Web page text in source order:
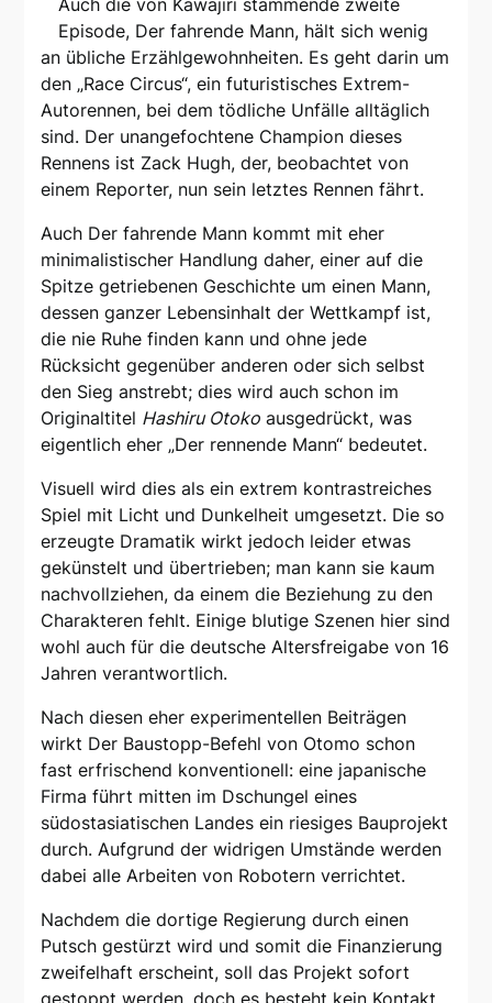
Auch die von Kawajiri stammende zweite
Episode, Der fahrende Mann, hält sich wenig
an übliche Erzählgewohnheiten. Es geht darin um
den „Race Circus“, ein futuristisches Extrem-
Autorennen, bei dem tödliche Unfälle alltäglich
sind. Der unangefochtene Champion dieses
Rennens ist Zack Hugh, der, beobachtet von
einem Reporter, nun sein letztes Rennen fährt.
Auch Der fahrende Mann kommt mit eher
minimalistischer Handlung daher, einer auf die
Spitze getriebenen Geschichte um einen Mann,
dessen ganzer Lebensinhalt der Wettkampf ist,
die nie Ruhe finden kann und ohne jede
Rücksicht gegenüber anderen oder sich selbst
den Sieg anstrebt; dies wird auch schon im
Originaltitel Hashiru Otoko ausgedrückt, was
eigentlich eher „Der rennende Mann“ bedeutet.
Visuell wird dies als ein extrem kontrastreiches
Spiel mit Licht und Dunkelheit umgesetzt. Die so
erzeugte Dramatik wirkt jedoch leider etwas
gekünstelt und übertrieben; man kann sie kaum
nachvollziehen, da einem die Beziehung zu den
Charakteren fehlt. Einige blutige Szenen hier sind
wohl auch für die deutsche Altersfreigabe von 16
Jahren verantwortlich.
Nach diesen eher experimentellen Beiträgen
wirkt Der Baustopp-Befehl von Otomo schon
fast erfrischend konventionell: eine japanische
Firma führt mitten im Dschungel eines
südostasiatischen Landes ein riesiges Bauprojekt
durch. Aufgrund der widrigen Umstände werden
dabei alle Arbeiten von Robotern verrichtet.
Nachdem die dortige Regierung durch einen
Putsch gestürzt wird und somit die Finanzierung
zweifelhaft erscheint, soll das Projekt sofort
gestoppt werden, doch es besteht kein Kontakt